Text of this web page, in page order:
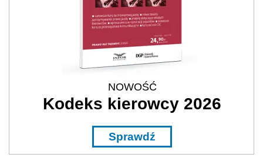
NOWOŚĆ
Kodeks kierowcy 2026
Sprawdź